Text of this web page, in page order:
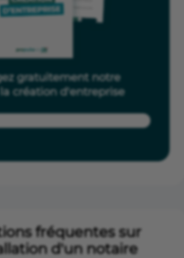
gratuitement notre
création d'entreprise
fréquentes sur
d'un notaire